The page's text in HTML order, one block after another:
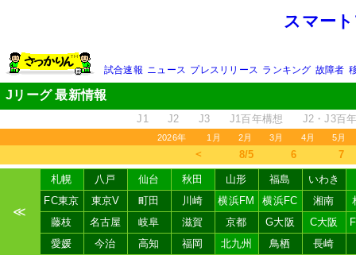
スマー
試合速報 ニュース プレスリリース ランキング 故障者
Jリーグ 最新情報
J1 J2 J3 J1百年構想 J2・J3百
2026年 1月 2月 3月 4月 5月
＜ 8/5 6 7
≪
札幌 八戸 仙台 秋田 山形 福島
いわき
FC東京
東京V 町田 川崎 横浜FM 横浜FC 湘南
藤枝
名古屋 岐阜 滋賀 京都 G大阪 C大阪
愛媛
今治 高知 福岡 北九州 鳥栖 長崎